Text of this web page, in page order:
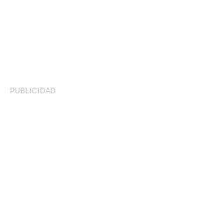
PUBLICIDAD